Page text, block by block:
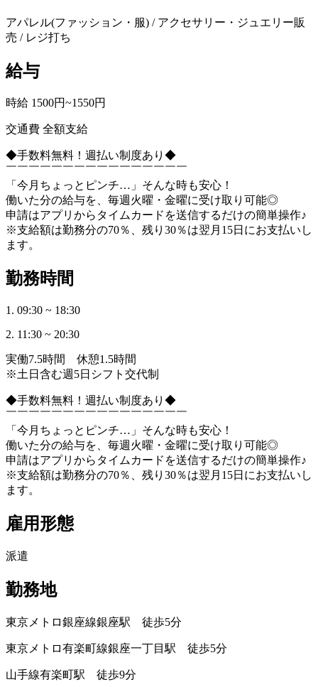
アパレル(ファッション・服) / アクセサリー・ジュエリー販
売 / レジ打ち
給与
時給 1500円~1550円
交通費 全額支給
◆手数料無料！週払い制度あり◆
￣￣￣￣￣￣￣￣￣￣￣￣￣￣￣￣
「今月ちょっとピンチ…」そんな時も安心！
働いた分の給与を、毎週火曜・金曜に受け取り可能◎
申請はアプリからタイムカードを送信するだけの簡単操作♪
※支給額は勤務分の70％、残り30％は翌月15日にお支払いし
ます。
勤務時間
1. 09:30 ~ 18:30
2. 11:30 ~ 20:30
実働7.5時間 休憩1.5時間
※土日含む週5日シフト交代制
◆手数料無料！週払い制度あり◆
￣￣￣￣￣￣￣￣￣￣￣￣￣￣￣￣
「今月ちょっとピンチ…」そんな時も安心！
働いた分の給与を、毎週火曜・金曜に受け取り可能◎
申請はアプリからタイムカードを送信するだけの簡単操作♪
※支給額は勤務分の70％、残り30％は翌月15日にお支払いし
ます。
雇用形態
派遣
勤務地
東京メトロ銀座線銀座駅 徒歩5分
東京メトロ有楽町線銀座一丁目駅 徒歩5分
山手線有楽町駅 徒歩9分